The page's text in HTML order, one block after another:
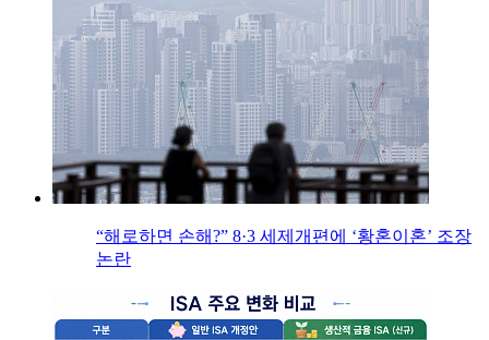
“해로하면 손해?” 8·3 세제개편에 ‘황혼이혼’ 조장
논란